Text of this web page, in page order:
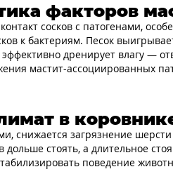
факторов
сосков с патогенами,
к бактериям. Песок
дренирует влагу —
мастит-ассоциированных
в
снижается загрязнение
дольше стоять, а длительное
поведение